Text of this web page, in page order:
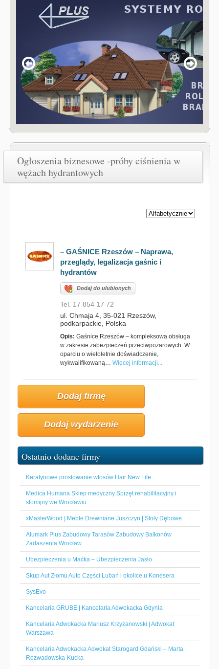
Ogłoszenia biznesowe -próby ciśnienia w
wężach hydrantowych
– GAŚNICE Rzeszów – Naprawa,
przeglądy, legalizacja gaśnic i
hydrantów
Dodaj do ulubionych
Tel. 17 854 17 72
ul. Chmaja 4, 35-021 Rzeszów,
podkarpackie, Polska
Opis: Gaśnice Rzeszów – kompleksowa obsługa
w zakresie zabezpieczeń przeciwpożarowych. W
oparciu o wieloletnie doświadczenie,
wykwalifikowaną… Więcej informacji...
Dodaj firmę
Dodaj wydarzenie
Ostatnio dodane firmy
Keratynowe prostowanie włosów Hair New Life
Medica Humana Sklep medyczny Sprzęt rehabilitacyjny i
stomijny we Wrocławiu
xMasterWood | Meble Drewniane Juszczyn | Stoły Dębowe
Alumark Plus Zabudowy Tarasów Zabudowy Balkonów
Zadaszenia Wrocław
Ubezpieczenia u Maćka – Ubezpieczenia Jasło
Skup Aut Złomu Auto Części Lubań i okolice u Konesera
SysEvo
Kancelaria GRUBE | Kancelaria Adwokacka Gdynia
Kancelaria Adwokacka Mariusz Krzyżanowski | Adwokat
Warszawa
Kancelaria Adwokacka Adwokat Starogard Gdański – Marta
Rozwadowska-Kucka